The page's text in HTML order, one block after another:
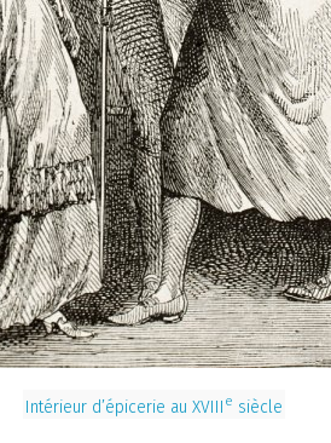
Intérieur d’épicerie au XVIII e siècle